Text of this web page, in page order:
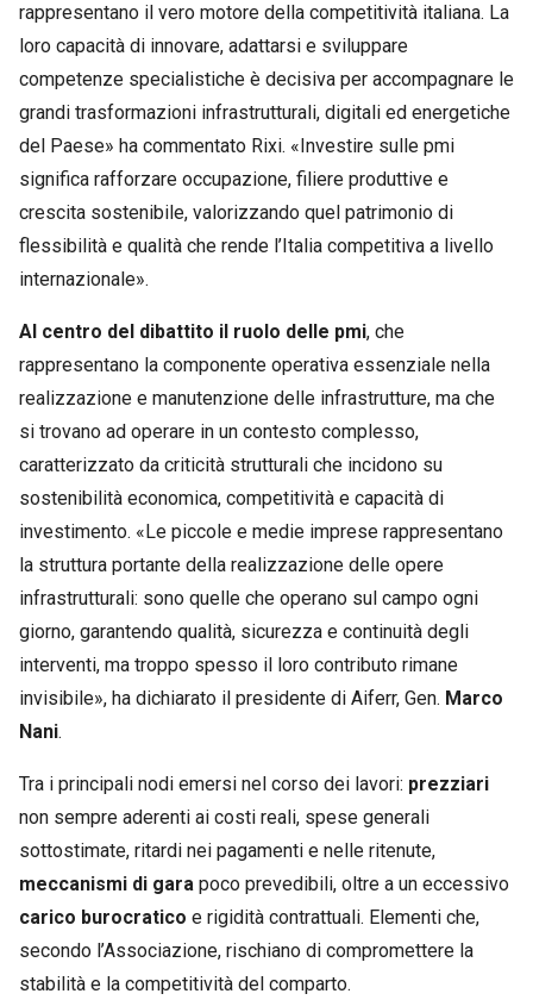
rappresentano il vero motore della competitività italiana. La
loro capacità di innovare, adattarsi e sviluppare
competenze specialistiche è decisiva per accompagnare le
grandi trasformazioni infrastrutturali, digitali ed energetiche
del Paese» ha commentato Rixi. «Investire sulle pmi
significa rafforzare occupazione, filiere produttive e
crescita sostenibile, valorizzando quel patrimonio di
flessibilità e qualità che rende l’Italia competitiva a livello
internazionale».
Al centro del dibattito il ruolo delle pmi, che
rappresentano la componente operativa essenziale nella
realizzazione e manutenzione delle infrastrutture, ma che
si trovano ad operare in un contesto complesso,
caratterizzato da criticità strutturali che incidono su
sostenibilità economica, competitività e capacità di
investimento. «Le piccole e medie imprese rappresentano
la struttura portante della realizzazione delle opere
infrastrutturali: sono quelle che operano sul campo ogni
giorno, garantendo qualità, sicurezza e continuità degli
interventi, ma troppo spesso il loro contributo rimane
invisibile», ha dichiarato il presidente di Aiferr, Gen. Marco
Nani.
Tra i principali nodi emersi nel corso dei lavori: prezziari
non sempre aderenti ai costi reali, spese generali
sottostimate, ritardi nei pagamenti e nelle ritenute,
meccanismi di gara poco prevedibili, oltre a un eccessivo
carico burocratico e rigidità contrattuali. Elementi che,
secondo l’Associazione, rischiano di compromettere la
stabilità e la competitività del comparto.